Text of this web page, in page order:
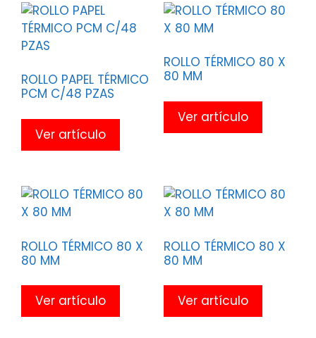
ROLLO PAPEL TÉRMICO
PCM C/48 PZAS
Ver artículo
ROLLO TÉRMICO 80 X
80 MM
Ver artículo
ROLLO TÉRMICO 80 X
80 MM
Ver artículo
ROLLO TÉRMICO 80 X
80 MM
Ver artículo